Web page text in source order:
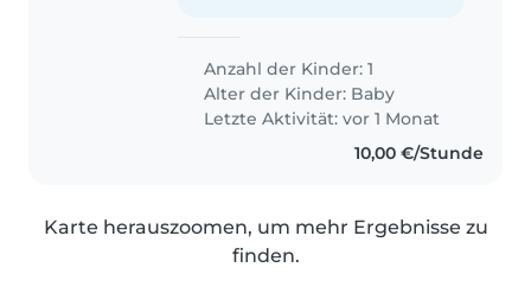
Anzahl der Kinder: 1
Alter der Kinder: Baby
Letzte Aktivität: vor 1 Monat
10,00 €/Stunde
Karte herauszoomen, um mehr Ergebnisse zu
finden.